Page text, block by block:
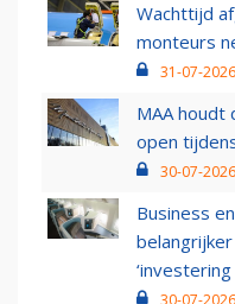
Wachttijd
monteurs
31-07-
MAA houdt
open
30-07-
Business
30-07-